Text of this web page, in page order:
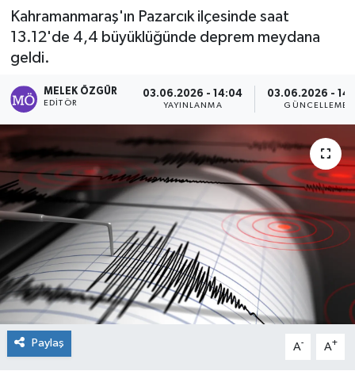
Kahramanmaraş'ın Pazarcık ilçesinde saat
13.12'de 4,4 büyüklüğünde deprem meydana
geldi.
MELEK ÖZGÜR
EDITÖR
03.06.2026 - 14:04
YAYINLANMA
03.06.2026 -
GÜNCELLEME
Paylaş A- A+
Politika
Sağlık
Spor
Tarih - Kültür - Sanat - Turizm
Yaşam
Haber Arşivi